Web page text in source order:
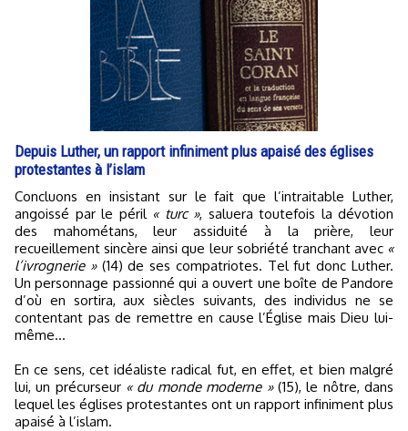
Depuis Luther, un rapport infiniment plus apaisé des églises
protestantes à l’islam
Concluons en insistant sur le fait que l’intraitable Luther,
angoissé par le péril « turc », saluera toutefois la dévotion
des mahométans, leur assiduité à la prière, leur
recueillement sincère ainsi que leur sobriété tranchant avec «
l’ivrognerie »(14) de ses compatriotes. Tel fut donc Luther.
Un personnage passionné qui a ouvert une boîte de Pandore
d’où en sortira, aux siècles suivants, des individus ne se
contentant pas de remettre en cause l’Église mais Dieu lui-
même…
En ce sens, cet idéaliste radical fut, en effet, et bien malgré
lui, un précurseur « du monde moderne »(15), le nôtre, dans
lequel les églises protestantes ont un rapport infiniment plus
apaisé à l’islam.